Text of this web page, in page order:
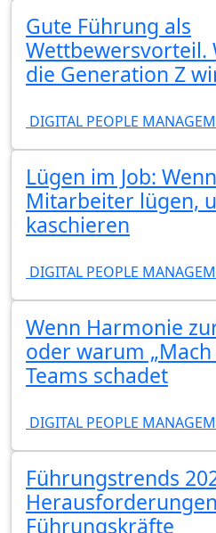
Gute Führung als
Wettbewersvorteil.
die Generation Z
DIGITAL PEOPLE
Lügen im Job:
Mitarbeiter lügen,
kaschieren
DIGITAL PEOPLE
Wenn Harmonie
oder warum
Teams schadet
DIGITAL PEOPLE
Führungstrends
Führungskräfte